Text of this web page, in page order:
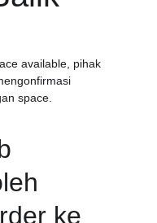
available, pihak
space.
ke